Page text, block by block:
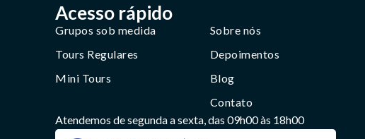
Acesso rápido
Grupos sob medida
Tours Regulares
Mini Tours
Sobre nós
Depoimentos
Blog
Contato
Atendemos de segunda a sexta, das 09h00 às 18h00